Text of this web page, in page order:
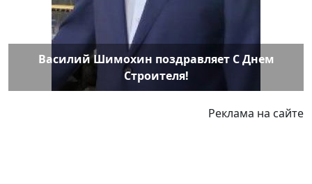
Василий Шимохин поздравляет С Днем
Строителя!
Реклама на сайте